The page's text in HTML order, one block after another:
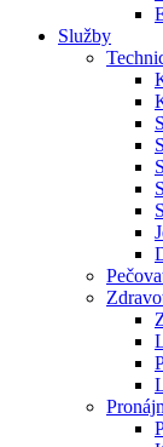
Služby